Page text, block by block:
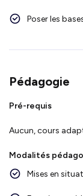
Poser les
Pédagogie
Pré-requis
Aucun, cours
Modalités
Mises en